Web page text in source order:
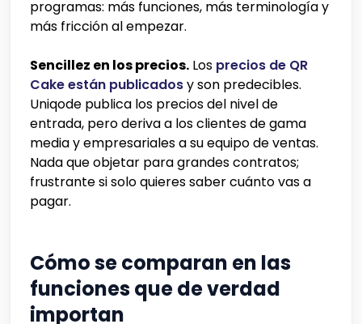
programas: más funciones, más terminología y
más fricción al empezar.
Sencillez en los precios. Los precios de QR
Cake están publicadosy son predecibles.
Uniqode publica los precios del nivel de
entrada, pero deriva a los clientes de gama
media y empresariales a su equipo de ventas.
Nada que objetar para grandes contratos;
frustrante si solo quieres saber cuánto vas a
pagar.
Cómo se comparan en las
funciones que de verdad
importan